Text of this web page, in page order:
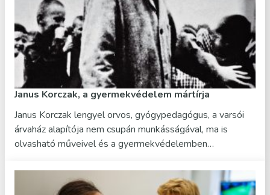
Janus Korczak, a gyermekvédelem mártírja
Janus Korczak lengyel orvos, gyógypedagógus, a varsói
árvaház alapítója nem csupán munkásságával, ma is
olvasható műveivel és a gyermekvédelemben…